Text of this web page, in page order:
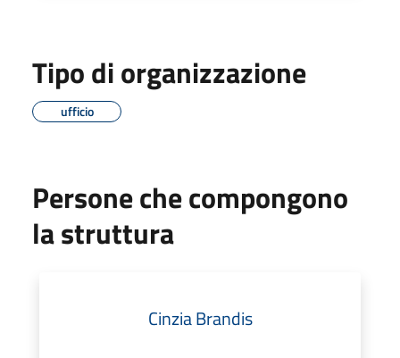
Tipo di organizzazione
ufficio
Persone che compongono
la struttura
Cinzia Brandis